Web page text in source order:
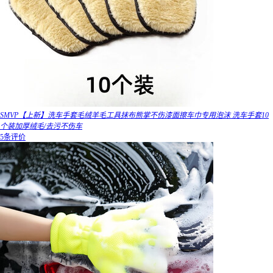
SMVP【上新】洗车手套毛绒羊毛工具抹布熊掌不伤漆面擦车巾专用泡沫 洗车手套10
个装加厚绒毛/去污不伤车
5条评价